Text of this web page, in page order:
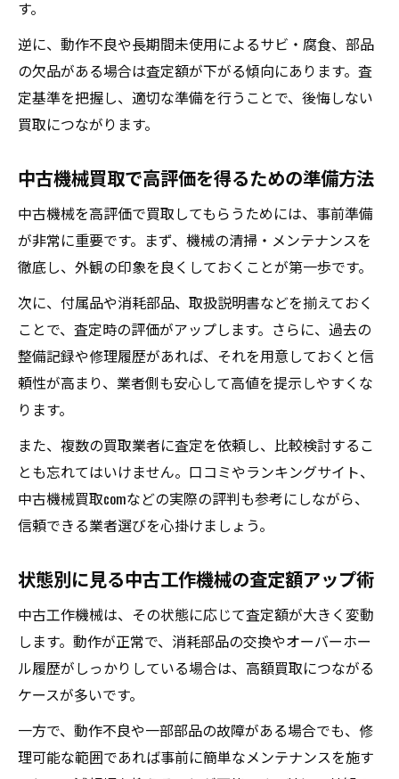
す。
逆に、動作不良や長期間未使用によるサビ・腐食、部品
の欠品がある場合は査定額が下がる傾向にあります。査
定基準を把握し、適切な準備を行うことで、後悔しない
買取につながります。
中古機械買取で高評価を得るための準備方法
中古機械を高評価で買取してもらうためには、事前準備
が非常に重要です。まず、機械の清掃・メンテナンスを
徹底し、外観の印象を良くしておくことが第一歩です。
次に、付属品や消耗部品、取扱説明書などを揃えておく
ことで、査定時の評価がアップします。さらに、過去の
整備記録や修理履歴があれば、それを用意しておくと信
頼性が高まり、業者側も安心して高値を提示しやすくな
ります。
また、複数の買取業者に査定を依頼し、比較検討するこ
とも忘れてはいけません。口コミやランキングサイト、
中古機械買取comなどの実際の評判も参考にしながら、
信頼できる業者選びを心掛けましょう。
状態別に見る中古工作機械の査定額アップ術
中古工作機械は、その状態に応じて査定額が大きく変動
します。動作が正常で、消耗部品の交換やオーバーホー
ル履歴がしっかりしている場合は、高額買取につながる
ケースが多いです。
一方で、動作不良や一部部品の故障がある場合でも、修
理可能な範囲であれば事前に簡単なメンテナンスを施す